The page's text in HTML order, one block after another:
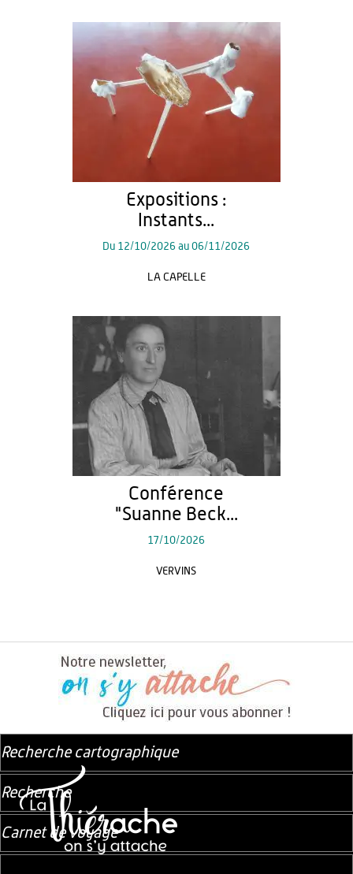
Expositions :
Instants...
Du 12/10/2026 au06/11/2026
LA CAPELLE
Conférence
"Suanne Beck...
17/10/2026
VERVINS
Recherche cartographique
Recherche
Carnet de voyage